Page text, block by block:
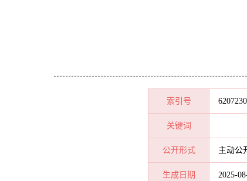
索引号
关键词
公开形式 主动公
生成日期 2025-